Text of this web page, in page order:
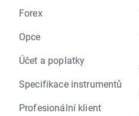
Forex
Opce
Účet a poplatky
Specifikace instrumentů
Profesionální klient